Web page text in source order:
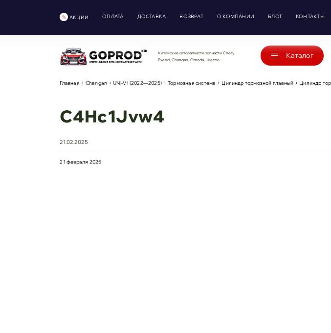
АКЦИИ ОПЛАТА ДОСТАВКА ВОЗВРАТ О КОМПАНИИ БЛОГ КОНТАКТЫ
Китайские автозапчасти запчасти Chery,
Exeed, Changan, Omoda, Jaecoo
Каталог
Главная Changan UNI-V I (2022—2025) Тормозная система Цилиндр тормозной главный Цилиндр
C4Hc1Jvw4
21.02.2025
21 февраля 2025